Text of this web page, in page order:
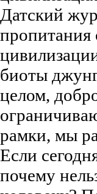
Датский
пропитания
биоты
целом,
рамки, мы
Если
почему